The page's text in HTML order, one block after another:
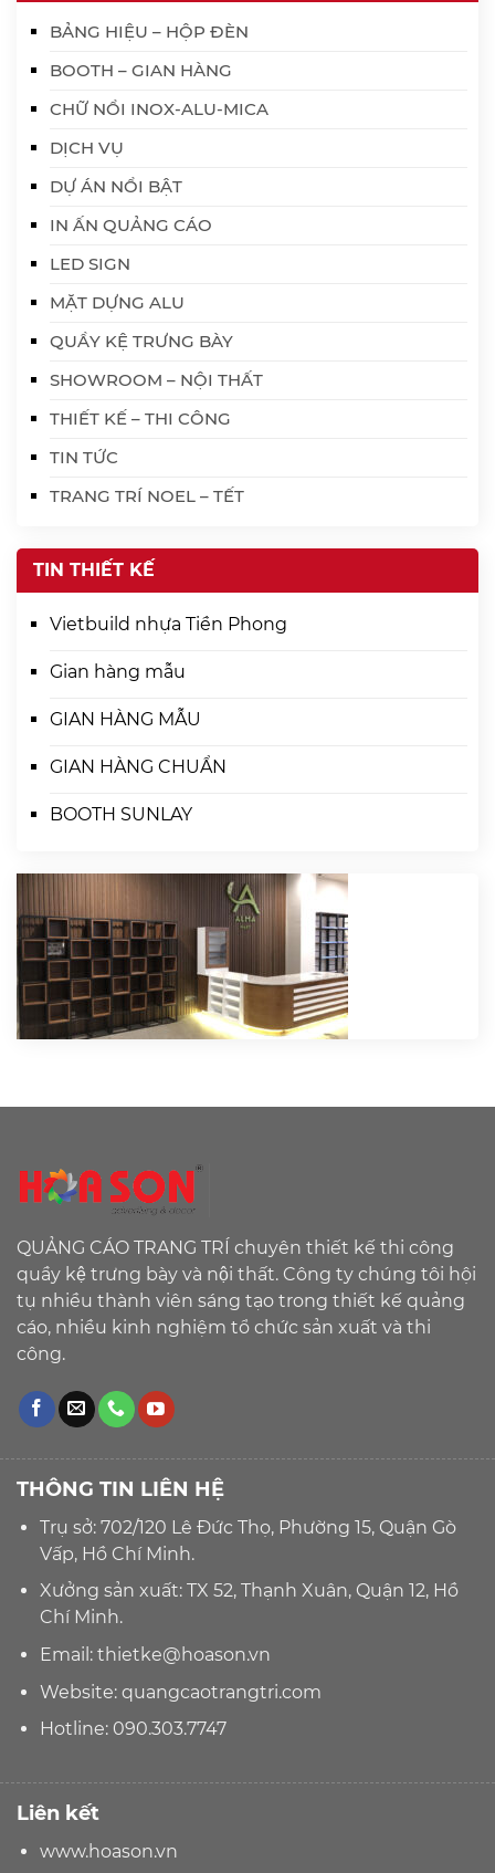
BẢNG HIỆU – HỘP ĐÈN
BOOTH – GIAN HÀNG
CHỮ NỔI INOX-ALU-MICA
DỊCH VỤ
DỰ ÁN NỔI BẬT
IN ẤN QUẢNG CÁO
LED SIGN
MẶT DỰNG ALU
QUẦY KỆ TRƯNG BÀY
SHOWROOM – NỘI THẤT
THIẾT KẾ – THI CÔNG
TIN TỨC
TRANG TRÍ NOEL – TẾT
TIN THIẾT KẾ
Vietbuild nhựa Tiền Phong
Gian hàng mẫu
GIAN HÀNG MẪU
GIAN HÀNG CHUẨN
BOOTH SUNLAY
QUẢNG CÁO TRANG TRÍ chuyên thiết kế thi công
quầy kệ trưng bày và nội thất. Công ty chúng tôi hội
tụ nhiều thành viên sáng tạo trong thiết kế quảng
cáo, nhiều kinh nghiệm tổ chức sản xuất và thi
công.
THÔNG TIN LIÊN HỆ
Trụ sở: 702/120 Lê Đức Thọ, Phường 15, Quận Gò
Vấp, Hồ Chí Minh.
Xưởng sản xuất: TX 52, Thạnh Xuân, Quận 12, Hồ
Chí Minh.
Email: thietke@hoason.vn
Website:quangcaotrangtri.com
Hotline: 090.303.7747
Liên kết
www.hoason.vn